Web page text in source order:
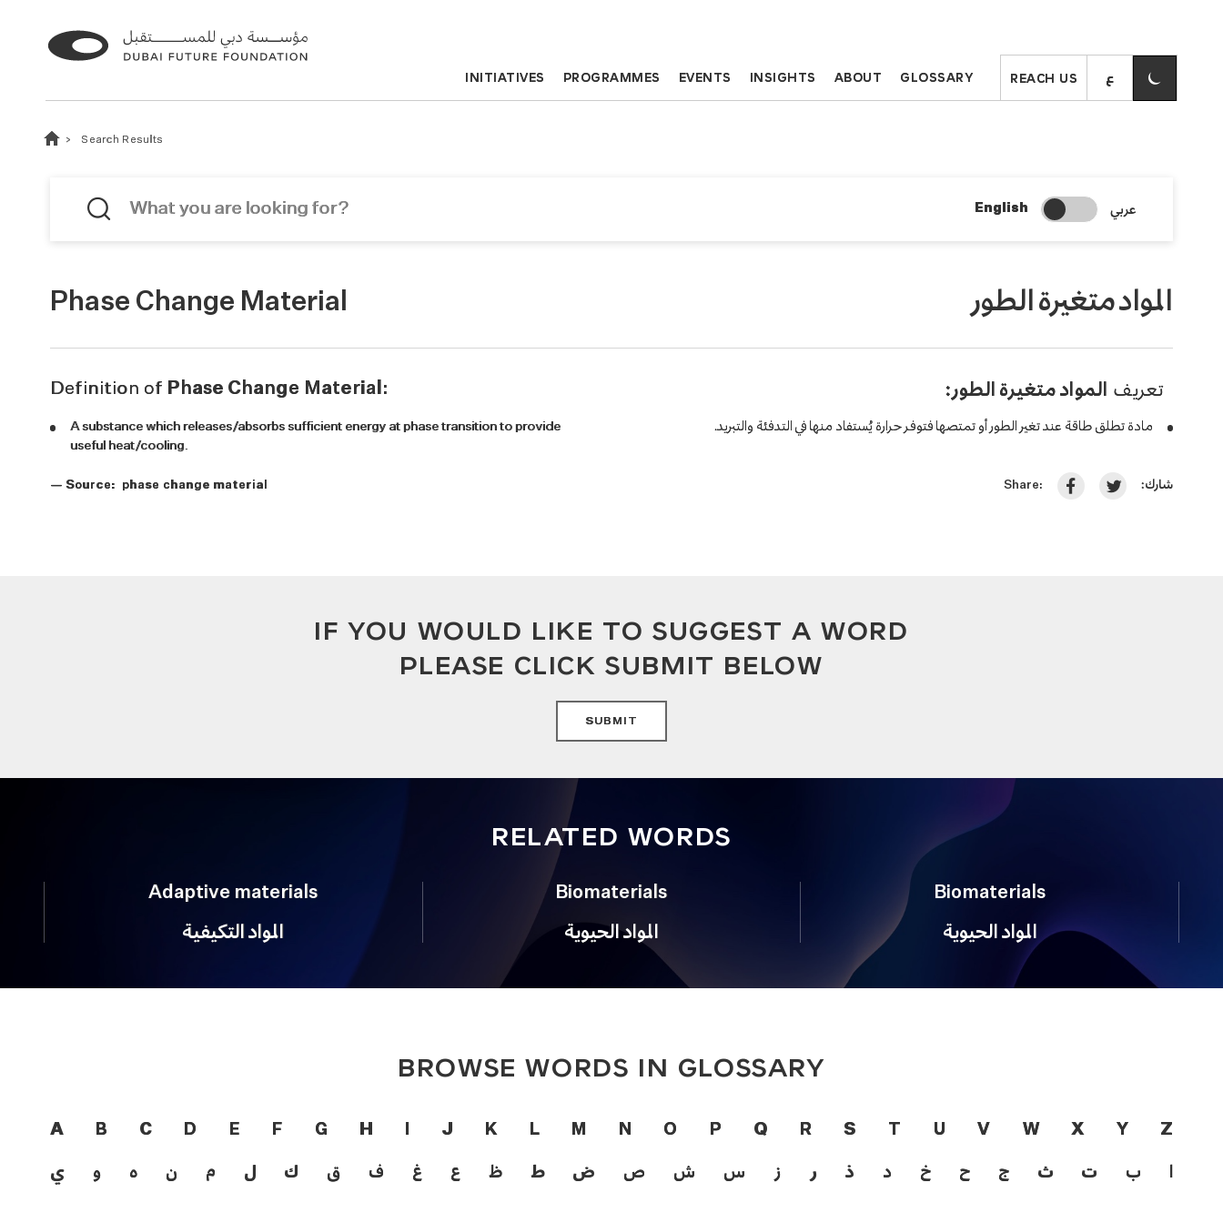
INITIATIVES PROGRAMMES EVENTS INSIGHTS ABOUT GLOSSARY REACH US
Search Results
English Change Search Language
عربي
Phase Change Material
Definition of Phase Change Material:
A substance which releases/absorbs sufficient energy at phase transition to provide
useful heat/cooling.
المواد متغيرة الطور
تعريف المواد متغيرة الطور:
مادة تطلق طاقة عند تغير الطور أو تمتصها فتوفر حرارة يُستفاد منها في التدفئة والتبريد.
— Source: phase change material Share: شارك:
IF YOU WOULD LIKE TO SUGGEST A WORD
PLEASE CLICK SUBMIT BELOW
SUBMIT
RELATED WORDS
Adaptive materials
المواد التكيفية
Biomaterials
المواد الحيوية
Biomaterials
المواد الحيوية
BROWSE WORDS IN GLOSSARY
A B C D E F G H J K L M N O P Q R S T U V W X Y Z
ا ب ت ث ج ح خ د ذ ر ز س ش ص ض ط ظ ع غ ف ق ك ل م ن ه و ي